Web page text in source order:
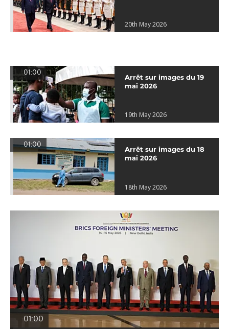
20th May 2026
01:00
Arrêt sur images du 19
mai 2026
19th May 2026
01:00
Arrêt sur images du 18
mai 2026
18th May 2026
01:00